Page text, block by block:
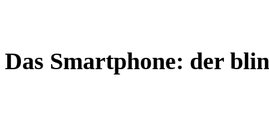
Das Smartphone: der